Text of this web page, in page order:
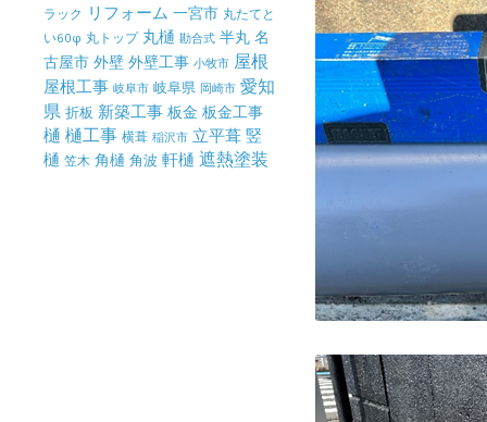
ラック リフォーム 一宮市 丸たてと
い60φ 丸トップ 丸樋 勘合式 半丸 名
古屋市 外壁 外壁工事 小牧市 屋根
屋根工事 岐阜市 岐阜県 岡崎市 愛知
県 折板 新築工事 板金 板金工事
樋 樋工事 横葺 稲沢市 立平葺 竪
樋 笠木 角樋 角波 軒樋 遮熱塗装